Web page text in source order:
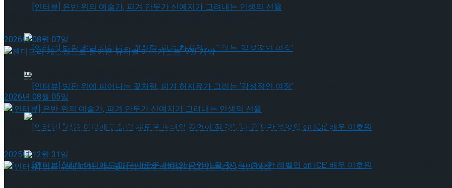
[인터뷰] 은반 위의 예술가, 피겨 안무가 신예지가 그려내는 인생의 선율
[인터뷰] 빙판 위에 피어나는 꽃처럼, 피겨 허지유가 그리는 ‘감성적인 여정’
[인터뷰] “세계 어디에도 없던 새로운 형태의 공연이 될 것”, ‘나 혼자만 레벨업 on ICE’ 배우 이호원
[인터뷰] 은반 위의 예술가, 피겨 안무가 신예지가 그려내는 인생의 선율
[인터뷰] 빙판 위에 피어나는 꽃처럼, 피겨 허지유가 그리는 ‘감성적인 여정’
2026년 08월 07일
젠더프리 캐스팅으로 돌아온 뮤지컬’아나키스트’ 9월 개막
2026년 08월 05일
[인터뷰] 은반 위의 예술가, 피겨 안무가 신예지가 그려내는 인생의 선율
2025년 12월 31일